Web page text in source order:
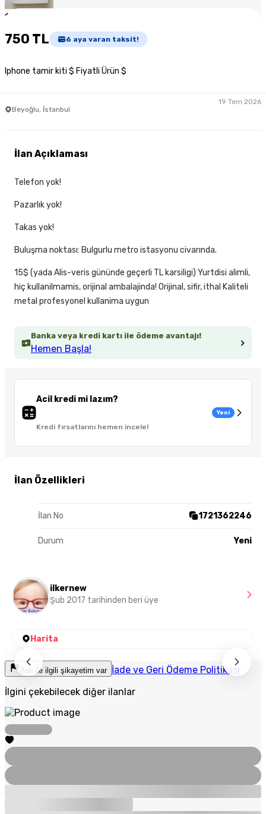
1
750 TL 6 aya varan taksit!
Iphone tamir kiti $ Fiyatli Ürün $
Beyoğlu, İstanbul
19 Tem 2026
Banka veya kredi kartı ile ödeme avantajı!
Hemen Başla!
Acil kredi mi lazım?
Kredi fırsatlarını hemen incele!
Yeni
İlan Özellikleri
İlan No 1721362246
Durum Yeni
İlan Açıklaması
Telefon yok!
Pazarlık yok!
Takas yok!
Buluşma noktası: Bulgurlu metro istasyonu civarında.
15$ (yada Alis-veris gününde geçerli TL karsiligi) Yurtdisi alimli,
hiç kullanilmamis, orijinal ambalajinda! Orijinal, sifir, ithal Kaliteli
metal profesyonel kullanima uygun
ilkernew
Şub 2017 tarihinden beri üye
Harita
İlan ile ilgili şikayetim var İade ve Geri Ödeme Politikası
İlgini çekebilecek diğer ilanlar